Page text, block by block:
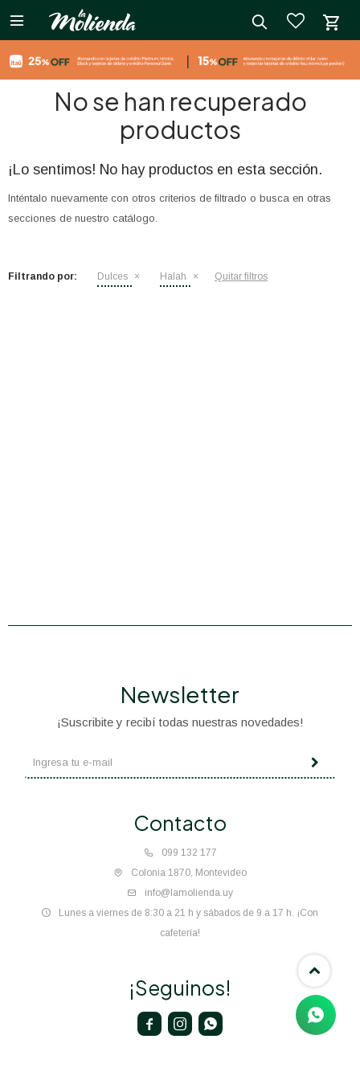

No se han recuperado
productos
¡Lo sentimos! No hay productos en esta sección.
Inténtalo nuevamente con otros criterios de filtrado o busca en otras
secciones de nuestro catálogo.
Filtrando por: Dulces Halah Quitar filtros
Contacto
099 132 177
Colonia 1870, Montevideo
info@lamolienda.uy
Lunes a viernes de 8:30 a 21 h y sábados de 9 a 17 h. ¡Con
cafetería!
Newsletter
¡Suscribite y recibí todas nuestras novedades!
¡Seguinos!
  